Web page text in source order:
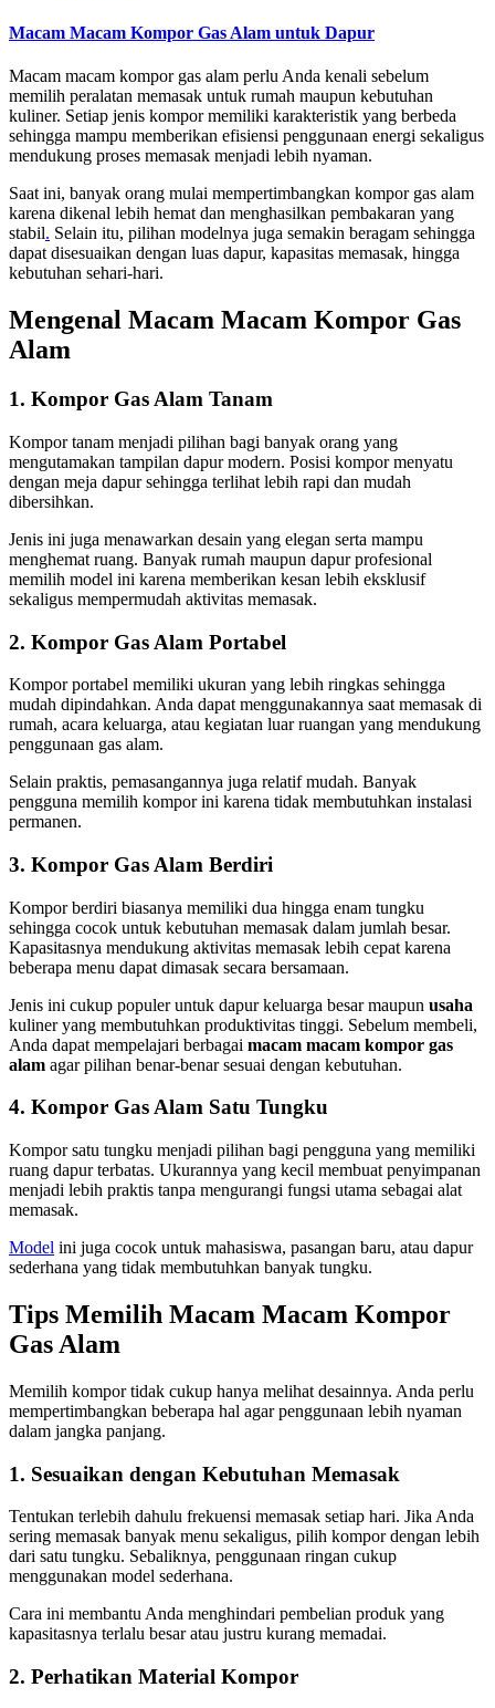
Macam Macam Kompor Gas Alam untuk Dapur
Macam macam kompor gas alam perlu Anda kenali sebelum
memilih peralatan memasak untuk rumah maupun kebutuhan
kuliner. Setiap jenis kompor memiliki karakteristik yang berbeda
sehingga mampu memberikan efisiensi penggunaan energi sekaligus
mendukung proses memasak menjadi lebih nyaman.
Saat ini, banyak orang mulai mempertimbangkan kompor gas alam
karena dikenal lebih hemat dan menghasilkan pembakaran yang
stabil. Selain itu, pilihan modelnya juga semakin beragam sehingga
dapat disesuaikan dengan luas dapur, kapasitas memasak, hingga
kebutuhan sehari-hari.
Mengenal Macam Macam Kompor Gas
Alam
1. Kompor Gas Alam Tanam
Kompor tanam menjadi pilihan bagi banyak orang yang
mengutamakan tampilan dapur modern. Posisi kompor menyatu
dengan meja dapur sehingga terlihat lebih rapi dan mudah
dibersihkan.
Jenis ini juga menawarkan desain yang elegan serta mampu
menghemat ruang. Banyak rumah maupun dapur profesional
memilih model ini karena memberikan kesan lebih eksklusif
sekaligus mempermudah aktivitas memasak.
2. Kompor Gas Alam Portabel
Kompor portabel memiliki ukuran yang lebih ringkas sehingga
mudah dipindahkan. Anda dapat menggunakannya saat memasak di
rumah, acara keluarga, atau kegiatan luar ruangan yang mendukung
penggunaan gas alam.
Selain praktis, pemasangannya juga relatif mudah. Banyak
pengguna memilih kompor ini karena tidak membutuhkan instalasi
permanen.
3. Kompor Gas Alam Berdiri
Kompor berdiri biasanya memiliki dua hingga enam tungku
sehingga cocok untuk kebutuhan memasak dalam jumlah besar.
Kapasitasnya mendukung aktivitas memasak lebih cepat karena
beberapa menu dapat dimasak secara bersamaan.
Jenis ini cukup populer untuk dapur keluarga besar maupun usaha
kuliner yang membutuhkan produktivitas tinggi. Sebelum membeli,
Anda dapat mempelajari berbagai macam macam kompor gas
alam agar pilihan benar-benar sesuai dengan kebutuhan.
4. Kompor Gas Alam Satu Tungku
Kompor satu tungku menjadi pilihan bagi pengguna yang memiliki
ruang dapur terbatas. Ukurannya yang kecil membuat penyimpanan
menjadi lebih praktis tanpa mengurangi fungsi utama sebagai alat
memasak.
Model ini juga cocok untuk mahasiswa, pasangan baru, atau dapur
sederhana yang tidak membutuhkan banyak tungku.
Tips Memilih Macam Macam Kompor
Gas Alam
Memilih kompor tidak cukup hanya melihat desainnya. Anda perlu
mempertimbangkan beberapa hal agar penggunaan lebih nyaman
dalam jangka panjang.
1. Sesuaikan dengan Kebutuhan Memasak
Tentukan terlebih dahulu frekuensi memasak setiap hari. Jika Anda
sering memasak banyak menu sekaligus, pilih kompor dengan lebih
dari satu tungku. Sebaliknya, penggunaan ringan cukup
menggunakan model sederhana.
Cara ini membantu Anda menghindari pembelian produk yang
kapasitasnya terlalu besar atau justru kurang memadai.
2. Perhatikan Material Kompor